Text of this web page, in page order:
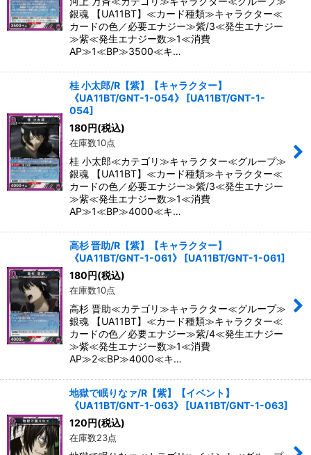
銀魂 【UA11BT】≪カード種類≫キャラクター≪
カードの色／必要エナジー≫紫/3≪発生エナジー
≫紫≪発生エナジー数≫1≪消費
AP≫1≪BP≫3500≪キ…
桂 小太郎/R【紫】【キャラクター】
《UA11BT/GNT-1-054》
[UA11BT/GNT-1-
054]
180円(税込)
在庫数10点
桂 小太郎≪カテゴリ≫キャラクター≪グループ≫
銀魂 【UA11BT】≪カード種類≫キャラクター≪
カードの色／必要エナジー≫紫/3≪発生エナジー
≫紫≪発生エナジー数≫1≪消費
AP≫1≪BP≫4000≪キ…
高杉 晋助/R【紫】【キャラクター】
《UA11BT/GNT-1-061》
[UA11BT/GNT-1-061]
180円(税込)
在庫数10点
高杉 晋助≪カテゴリ≫キャラクター≪グループ≫
銀魂 【UA11BT】≪カード種類≫キャラクター≪
カードの色／必要エナジー≫紫/4≪発生エナジー
≫紫≪発生エナジー数≫1≪消費
AP≫2≪BP≫4000≪キ…
地獄で眠りなァ/R【紫】【イベント】
《UA11BT/GNT-1-063》
[UA11BT/GNT-1-063]
120円(税込)
在庫数23点